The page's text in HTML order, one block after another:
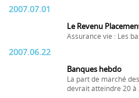
2007.07.01
Le Revenu
Assurance vie : Les
2007.06.22
Banques hebdo
La part de marché
devrait atteindre 20 à